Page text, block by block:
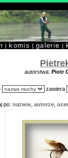
| komis |galerie |
autorstwa: Piotr
zawiera
po: nazwie autorze